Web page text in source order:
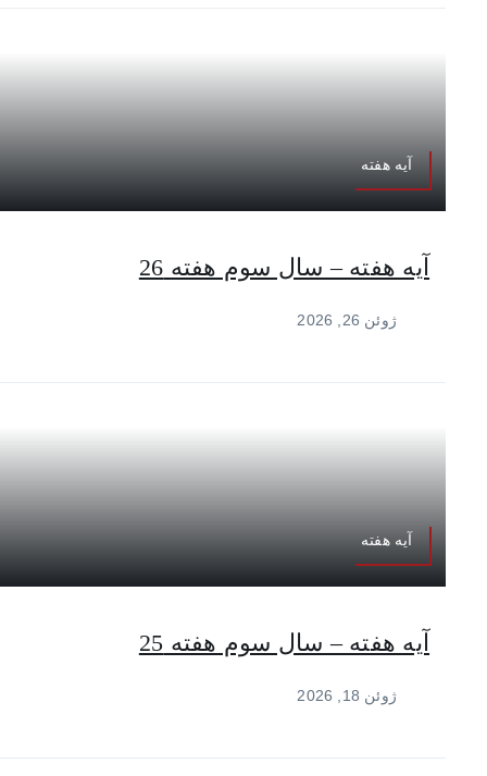
آیه هفته
آیه هفته – سال سوم هفته 26
ژوئن 26, 2026
آیه هفته
آیه هفته – سال سوم هفته 25
ژوئن 18, 2026